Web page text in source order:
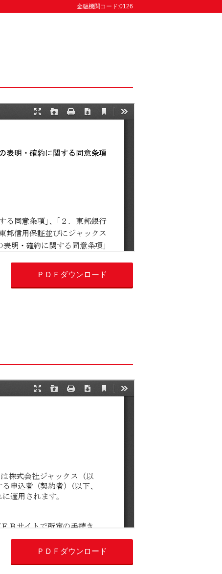
金融機関コード:0126
ＰＤＦダウンロード
ＰＤＦダウンロード